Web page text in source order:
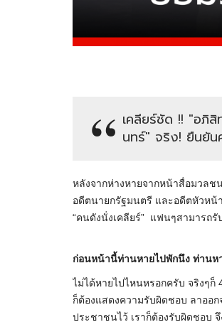
เคลียร์ชัด !! "อภิ
นทร์" จริง! ยืนยัน
หลังจากห่างหายจากหน้าสื่อมวลช
อดีตนายกรัฐมนตรี และอดีตหัวหน้
“คนดังนั่งเคลียร์” แฟนๆสามารถ
ก่อนหน้านี้ท่านหายไปพักนึง ท่านห
ไม่ได้หายไปไหนหรอกครับ จริงๆก็
ก็ต้องแสดงความรับผิดชอบ ลาออ
ประชาชนไว้ เราก็ต้องรับผิดชอบ